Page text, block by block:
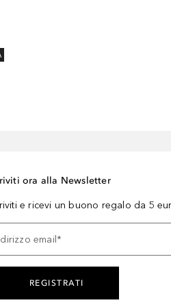
ora alla Newsletter
e ricevi un buono regalo da 5
email *
REGISTRATI